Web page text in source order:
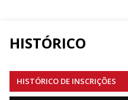
HISTÓRICO
HISTÓRICO DE INSCRIÇÕES